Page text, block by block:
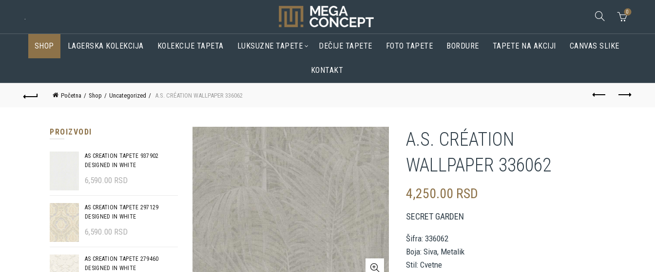
. 0
SHOP LAGERSKA KOLEKCIJA KOLEKCIJE TAPETA LUKSUZNE TAPETE DEČIJE TAPETE FOTO TAPETE BORDURE TAPETE NA AKCIJI CANVAS SLIKE
KONTAKT
Početna Shop Uncategorized A.S. CRÉATION WALLPAPER 336062
A.S. CRÉATION
WALLPAPER 336062
4,250.00 RSD
SECRET GARDEN
Šifra: 336062
Boja: Siva, Metalik
Stil: Cvetne
PROIZVODI
AS CREATION TAPETE 937902
DESIGNED IN WHITE
6,590.00 RSD
AS CREATION TAPETE 297129
DESIGNED IN WHITE
6,590.00 RSD
AS CREATION TAPETE 279460
DESIGNED IN WHITE